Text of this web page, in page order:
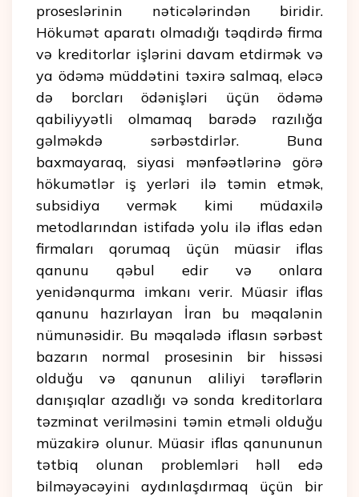
proseslərinin nəticələrindən biridir.
Hökumət aparatı olmadığı təqdirdə firma
və kreditorlar işlərini davam etdirmək və
ya ödəmə müddətini təxirə salmaq, eləcə
də borcları ödənişləri üçün ödəmə
qabiliyyətli olmamaq barədə razılığa
gəlməkdə sərbəstdirlər. Buna
baxmayaraq, siyasi mənfəətlərinə görə
hökumətlər iş yerləri ilə təmin etmək,
subsidiya vermək kimi müdaxilə
metodlarından istifadə yolu ilə iflas edən
firmaları qorumaq üçün müasir iflas
qanunu qəbul edir və onlara
yenidənqurma imkanı verir. Müasir iflas
qanunu hazırlayan İran bu məqalənin
nümunəsidir. Bu məqalədə iflasın sərbəst
bazarın normal prosesinin bir hissəsi
olduğu və qanunun aliliyi tərəflərin
danışıqlar azadlığı və sonda kreditorlara
təzminat verilməsini təmin etməli olduğu
müzakirə olunur. Müasir iflas qanununun
tətbiq olunan problemləri həll edə
bilməyəcəyini aydınlaşdırmaq üçün bir